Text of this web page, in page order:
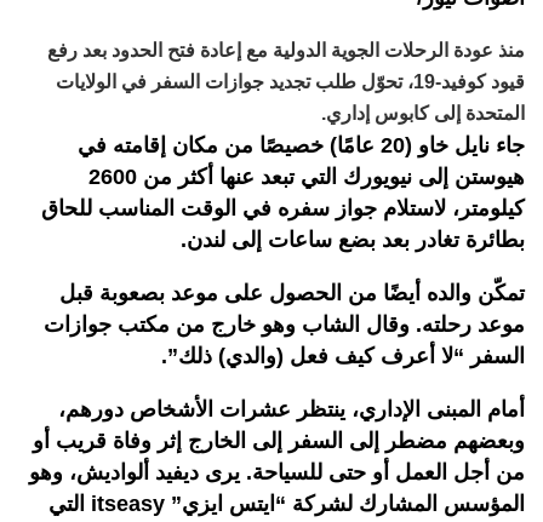
منذ عودة الرحلات الجوية الدولية مع إعادة فتح الحدود بعد رفع
قيود كوفيد-19، تحوّل طلب تجديد جوازات السفر في الولايات
المتحدة إلى كابوس إداري.
جاء نايل خاو (20 عامًا) خصيصًا من مكان إقامته في
هيوستن إلى نيويورك التي تبعد عنها أكثر من 2600
كيلومتر، لاستلام جواز سفره في الوقت المناسب للحاق
بطائرة تغادر بعد بضع ساعات إلى لندن.
تمكّن والده أيضًا من الحصول على موعد بصعوبة قبل
موعد رحلته. وقال الشاب وهو خارج من مكتب جوازات
السفر “لا أعرف كيف فعل (والدي) ذلك”.
أمام المبنى الإداري، ينتظر عشرات الأشخاص دورهم،
وبعضهم مضطر إلى السفر إلى الخارج إثر وفاة قريب أو
من أجل العمل أو حتى للسياحة. يرى ديفيد ألواديش، وهو
المؤسس المشارك لشركة “ايتس ايزي” itseasy التي